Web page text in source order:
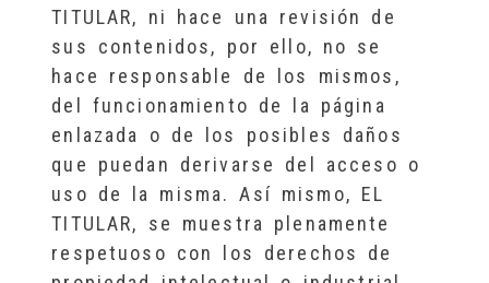
TITULAR, ni hace una revisión de
sus contenidos, por ello, no se
hace responsable de los mismos,
del funcionamiento de la página
enlazada o de los posibles daños
que puedan derivarse del acceso o
uso de la misma. Así mismo, EL
TITULAR, se muestra plenamente
respetuoso con los derechos de